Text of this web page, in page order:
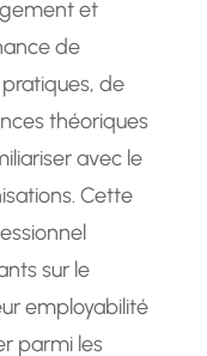
et
de
de
théoriques
avec le
Cette
sur le
employabilité
parmi les